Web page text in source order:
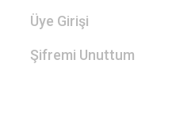
Üye Girişi
Şifremi Unuttum